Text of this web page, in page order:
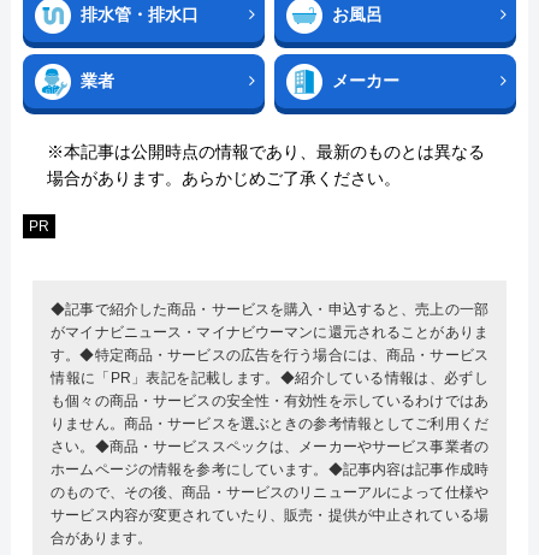
排水管・排水口 お風呂
業者 メーカー
※本記事は公開時点の情報であり、最新のものとは異なる
場合があります。あらかじめご了承ください。
PR
◆記事で紹介した商品・サービスを購入・申込すると、売上の一部
がマイナビニュース・マイナビウーマンに還元されることがありま
す。◆特定商品・サービスの広告を行う場合には、商品・サービス
情報に「PR」表記を記載します。◆紹介している情報は、必ずし
も個々の商品・サービスの安全性・有効性を示しているわけではあ
りません。商品・サービスを選ぶときの参考情報としてご利用くだ
さい。◆商品・サービススペックは、メーカーやサービス事業者の
ホームページの情報を参考にしています。◆記事内容は記事作成時
のもので、その後、商品・サービスのリニューアルによって仕様や
サービス内容が変更されていたり、販売・提供が中止されている場
合があります。